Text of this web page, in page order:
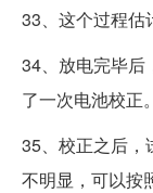
33、这个过程估
34、放电完毕后
了一次电池校正。
35、校正之后，
不明显，可以按